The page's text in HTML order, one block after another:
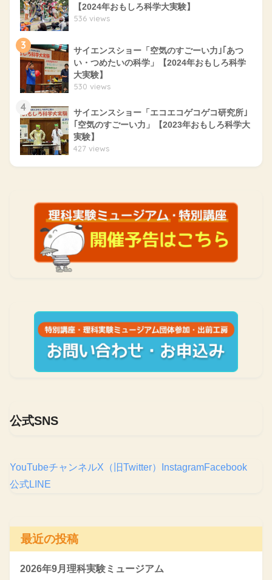
【2024年おもしろ科学大実験】
536 views
3
サイエンスショー「空気のすごーい力｣｢あつ
い・つめたいの科学」【2024年おもしろ科学
大実験】
530 views
4
サイエンスショー「エコエコゲコゲコ研究所｣
｢空気のすごーい力」【2023年おもしろ科学大
実験】
427 views
公式SNS
YouTubeチャンネルX（旧Twitter） InstagramFacebook
公式LINE
最近の投稿
2026年9月理科実験ミュージアム